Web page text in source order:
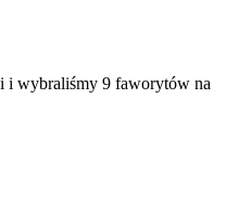
i wybraliśmy 9 faworytów na